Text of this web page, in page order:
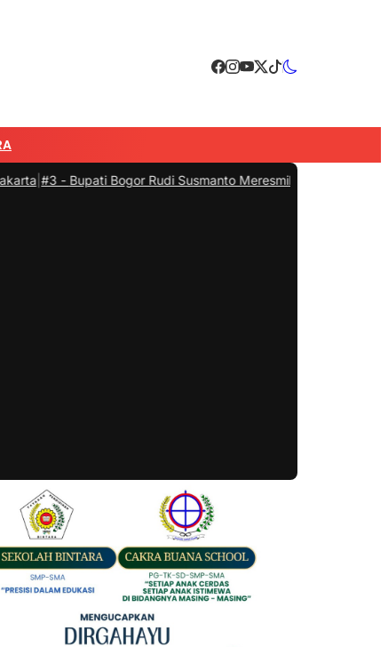
Bupati Bogor Rudi Susmanto Meresmikan Pasar Hewan Jonggol,